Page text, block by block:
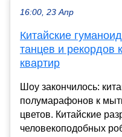
16:00, 23 Апр
Китайские
танцев и рекордов
квартир
Шоу закончилось:
полумарафонов к
цветов. Китайские
человекоподобных